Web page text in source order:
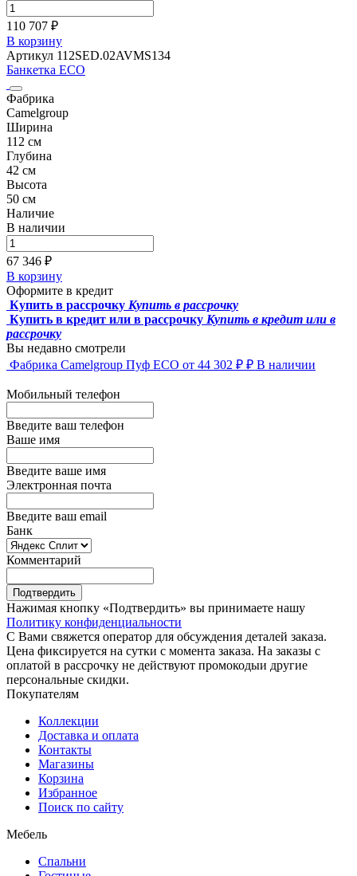
110 707 ₽
В корзину
Артикул 112SED.02AVMS134
Банкетка ECO
Фабрика
Camelgroup
Ширина
112 см
Глубина
42 см
Высота
50 см
Наличие
В наличии
67 346 ₽
В корзину
Оформите в кредит
Купить в рассрочку Купить в рассрочку
Купить в кредит или в рассрочку Купить в кредит или в
рассрочку
Вы недавно смотрели
Фабрика Camelgroup Пуф ECO от 44 302 ₽ ₽ В наличии
Мобильный телефон
Введите ваш телефон
Ваше имя
Введите ваше имя
Электронная почта
Введите ваш email
Банк
Комментарий
Подтвердить
Нажимая кнопку «Подтвердить» вы принимаете нашу
Политику конфиденциальности
С Вами свяжется оператор для обсуждения деталей заказа.
Цена фиксируется на сутки с момента заказа. На заказы с
оплатой в рассрочку не действуют промокодыи другие
персональные скидки.
Покупателям
Коллекции
Доставка и оплата
Контакты
Магазины
Корзина
Избранное
Поиск по сайту
Мебель
Спальни